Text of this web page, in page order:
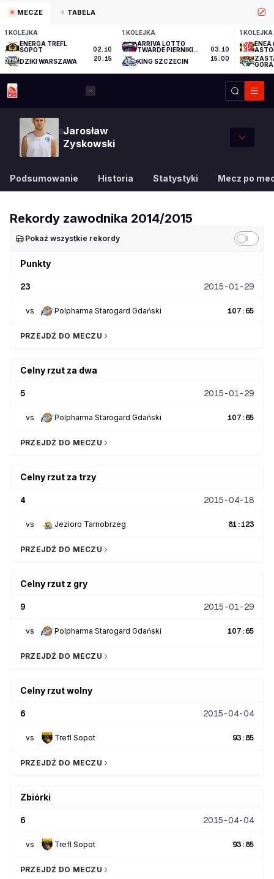
MECZE TABELA
1 KOLEJKA
ENERGA TREFL
SOPOT
DZIKI WARSZAWA
02.10
20:15
1 KOLEJKA
ARRIVA LOTTO
TWARDE PIERNIKI
KING SZCZECIN
03.10
15:00
1 KOLEJKA
ENEA
GÓRA
8Jarosław
Zyskowski
Podsumowanie Historia Statystyki Mecz po
Rekordy zawodnika 2014/2015
Pokaż wszystkie rekordy
Punkty
23 2015-01-29
vs Polpharma Starogard Gdański 107 : 65
PRZEJDŹ DO MECZU
Celny rzut za dwa
5 2015-01-29
vs Polpharma Starogard Gdański 107 : 65
PRZEJDŹ DO MECZU
Celny rzut za trzy
4 2015-04-18
vs Jezioro Tarnobrzeg 81 :123
PRZEJDŹ DO MECZU
Celny rzut z gry
9 2015-01-29
vs Polpharma Starogard Gdański 107 : 65
PRZEJDŹ DO MECZU
Celny rzut wolny
6 2015-04-04
vs Trefl Sopot 93 : 85
PRZEJDŹ DO MECZU
Zbiórki
6 2015-04-04
vs Trefl Sopot 93 : 85
PRZEJDŹ DO MECZU